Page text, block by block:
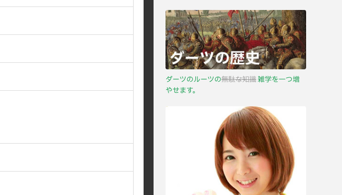
ダーツのルーツの無駄な知識雑学を一つ増
やせます。